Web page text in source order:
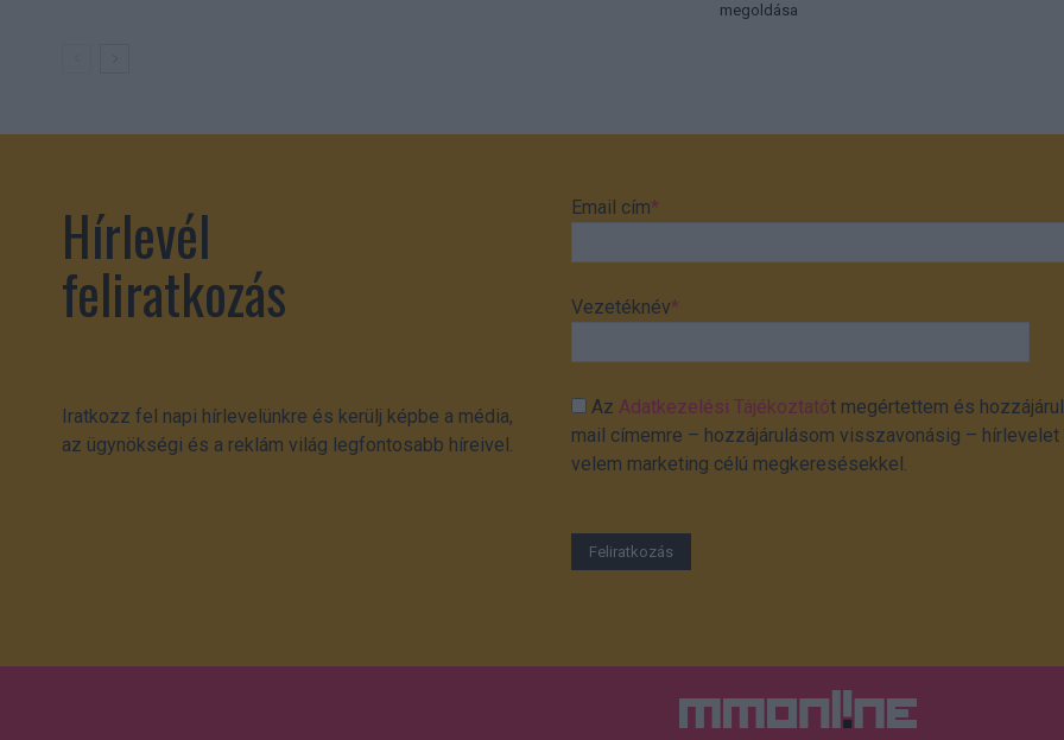
megoldása
Hírlevél
feliratkozás
Iratkozz fel napi hírlevelünkre és kerülj képbe a média,
az ügynökségi és a reklám világ legfontosabb híreivel.
Email cím*
Vezetéknév*
Az Adatkezelési Tájékoztatót megértettem és
mail címemre – hozzájárulásom visszavonásig –
velem marketing célú megkeresésekkel.